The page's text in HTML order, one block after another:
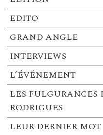
EDITO
GRAND ANGLE
INTERVIEWS
L’ÉVÉNEMENT
LES FULGURANCES
RODRIGUES
LEUR DERNIER MOT